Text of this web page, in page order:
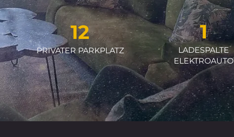
12
PRIVATER PARKPLATZ
1
LADESPALTE
ELEKTROAUTO